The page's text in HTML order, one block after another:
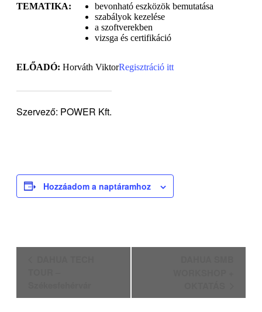
TEMATIKA:
bevonható eszközök bemutatása
szabályok kezelése
a szoftverekben
vizsga és certifikáció
ELŐADÓ: Horváth ViktorRegisztráció itt
Szervező: POWER Kft.
Hozzáadom a naptáramhoz